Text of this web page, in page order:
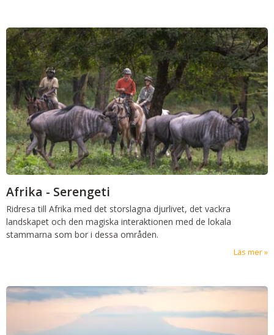
Afrika - Serengeti
Ridresa till Afrika med det storslagna djurlivet, det vackra
landskapet och den magiska interaktionen med de lokala
stammarna som bor i dessa områden.
Läs mer